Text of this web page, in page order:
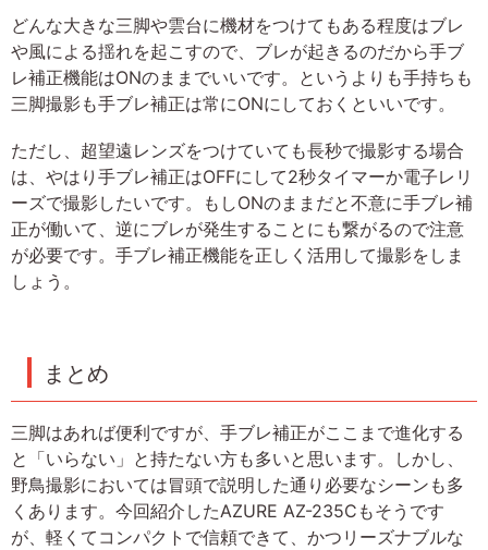
どんな大きな三脚や雲台に機材をつけてもある程度はブレ
や風による揺れを起こすので、ブレが起きるのだから手ブ
レ補正機能はONのままでいいです。というよりも手持ちも
三脚撮影も手ブレ補正は常にONにしておくといいです。
ただし、超望遠レンズをつけていても長秒で撮影する場合
は、やはり手ブレ補正はOFFにして2秒タイマーか電子レリ
ーズで撮影したいです。もしONのままだと不意に手ブレ補
正が働いて、逆にブレが発生することにも繋がるので注意
が必要です。手ブレ補正機能を正しく活用して撮影をしま
しょう。
まとめ
三脚はあれば便利ですが、手ブレ補正がここまで進化する
と「いらない」と持たない方も多いと思います。しかし、
野鳥撮影においては冒頭で説明した通り必要なシーンも多
くあります。今回紹介したAZURE AZ-235Cもそうです
が、軽くてコンパクトで信頼できて、かつリーズナブルな